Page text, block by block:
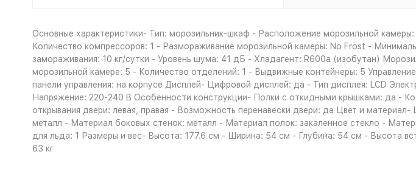
Основные характеристики- Тип: морозильник-шкаф - Расположение морозильной
Количество компрессоров: 1 - Размораживание морозильной камеры: No Frost -
замораживания: 10 кг/сутки - Уровень шума: 41 дБ - Хладагент: R600a (изобутан)
морозильной камере: 5 - Количество отделений: 1 - Выдвижные контейнеры: 5
панели управления: на корпусе Дисплей- Цифровой дисплей: да - Тип дисплея: LCD
Напряжение: 220-240 B Особенности конструкции- Полки с откидными крышками: да -
открывания двери: левая, правая - Возможность перенавески двери: да Цвет и
металл - Материал боковых стенок: металл - Материал полок: закаленное стекло -
для льда: 1 Размеры и вес- Высота: 177.6 см - Ширина: 54 см - Глубина: 54 см - Высота
63 кг